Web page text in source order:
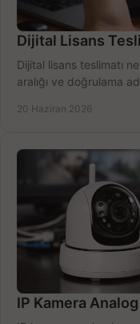
Dijital Lisans
Dijital lisans teslimatı
aralığı ve doğrulama
20 Haziran 2026
IP Kamera Analog